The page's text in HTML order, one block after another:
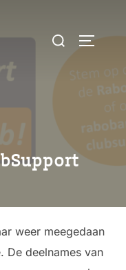
Zoek
weer meegedaan
De deelnames van